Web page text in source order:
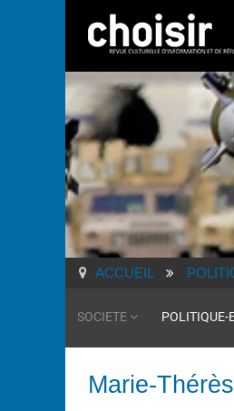
ACCUEIL
SOCIETE POLITIQUE-
Marie-